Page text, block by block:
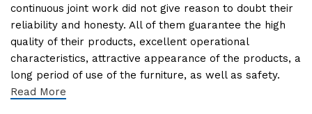
continuous joint work did not give reason to doubt their
reliability and honesty. All of them guarantee the high
quality of their products, excellent operational
characteristics, attractive appearance of the products, a
long period of use of the furniture, as well as safety.
Read More